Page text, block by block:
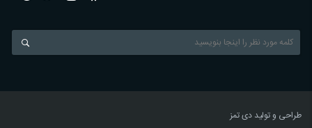
طراحی و تولید دی تمز